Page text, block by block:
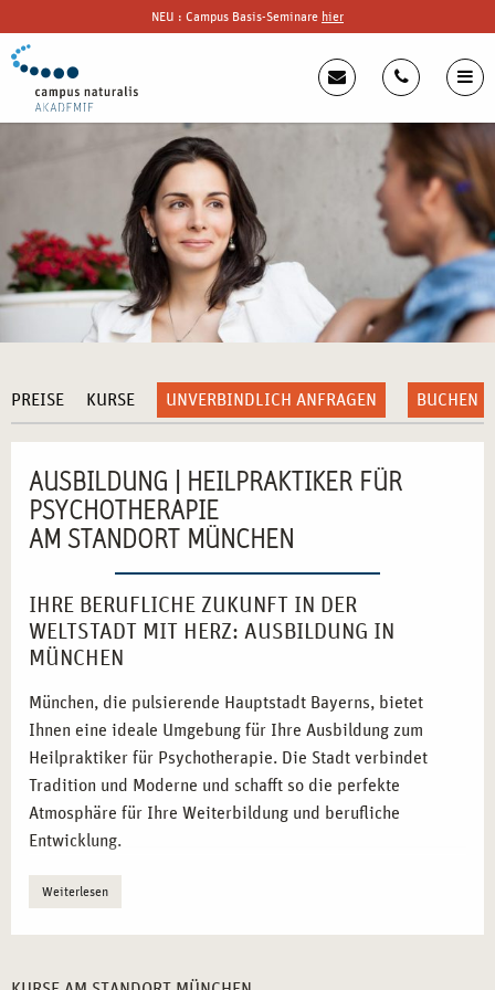
NEU : Campus Basis-Seminare hier
PREISE KURSE UNVERBINDLICH ANFRAGEN BUCHEN
AUSBILDUNG | HEILPRAKTIKER FÜR
PSYCHOTHERAPIE
AM STANDORT MÜNCHEN
IHRE BERUFLICHE ZUKUNFT IN DER
WELTSTADT MIT HERZ: AUSBILDUNG IN
MÜNCHEN
München, die pulsierende Hauptstadt Bayerns, bietet
Ihnen eine ideale Umgebung für Ihre Ausbildung zum
Heilpraktiker für Psychotherapie. Die Stadt verbindet
Tradition und Moderne und schafft so die perfekte
Atmosphäre für Ihre Weiterbildung und berufliche
Entwicklung.
Vielfältige Netzwerke:
Verbindungen zu sozialen Einrichtungen und
Weiterlesen